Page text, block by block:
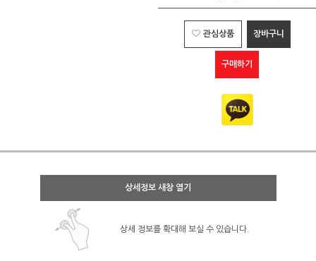
관심상품 장바구니
구매하기
상세정보 새창 열기
상세 정보를 확대해 보실 수 있습니다.